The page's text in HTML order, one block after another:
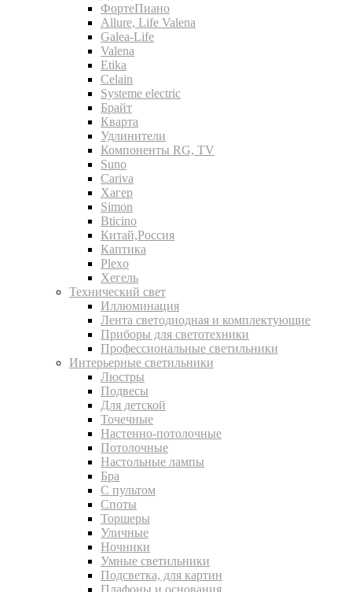
ФортеПиано
Allure, Life Valena
Galea-Life
Valena
Etika
Celain
Systeme electric
Брайт
Кварта
Удлинители
Компоненты RG, TV
Suno
Cariva
Хагер
Simon
Bticino
Китай,Россия
Каптика
Plexo
Хегель
Технический свет
Иллюминация
Лента светодиодная и комплектующие
Приборы для светотехники
Профессиональные светильники
Интерьерные светильники
Люстры
Подвесы
Для детской
Точечные
Настенно-потолочные
Потолочные
Настольные лампы
Бра
С пультом
Споты
Торшеры
Уличные
Ночники
Умные светильники
Подсветка, для картин
Плафоны и основания